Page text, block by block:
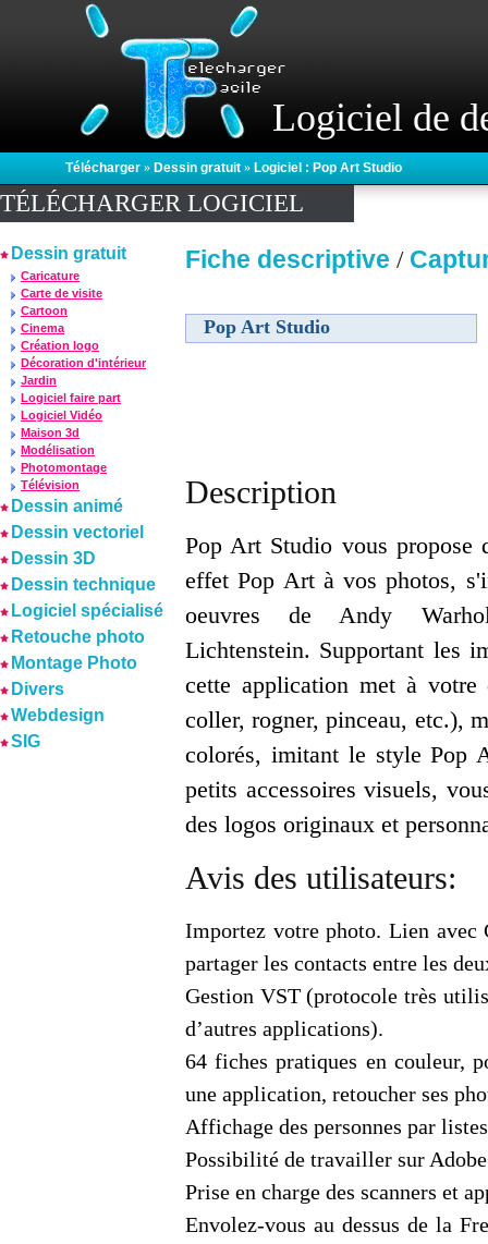
Logiciel de
Télécharger » Dessin gratuit » Logiciel : Pop Art Studio
TÉLÉCHARGER LOGICIEL
Dessin gratuit
Caricature
Carte de visite
Cartoon
Cinema
Création logo
Décoration d'intérieur
Jardin
Logiciel faire part
Logiciel Vidéo
Maison 3d
Modélisation
Photomontage
Télévision
Dessin animé
Dessin vectoriel
Dessin 3D
Dessin technique
Logiciel spécialisé
Retouche photo
Montage Photo
Divers
Webdesign
SIG
Fiche descriptive /
Pop Art Studio
Description
Pop Art Studio vous propose
effet Pop Art à vos photos,
oeuvres de Andy
Lichtenstein. Supportant les
cette application met à
coller, rogner, pinceau, etc.),
colorés, imitant le style Pop
petits accessoires visuels,
des logos originaux et
Avis des utilisateurs:
Importez votre photo. Lien
partager les contacts entre les
Gestion VST (protocole très
d’autres applications).
64 fiches pratiques en couleur,
une application, retoucher ses
Affichage des personnes par
Possibilité de travailler sur
Prise en charge des scanners et
Envolez-vous au dessus de la